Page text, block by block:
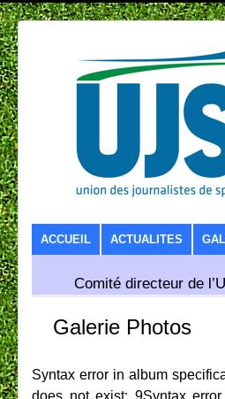
SKIP TO CONTENT
ACCUEIL ACTUALITES
Comité directeur de
Galerie Photos
Syntax error in album
does not exist: 9Syntax